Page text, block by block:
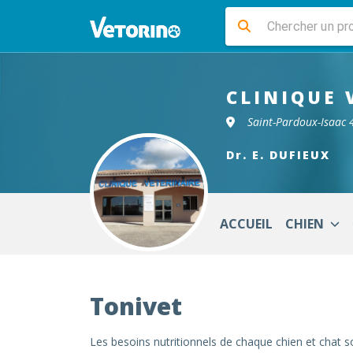
CLINIQUE
Saint-Pardoux-Isaac
Dr. E. DUFIEUX
ACCUEIL CHIEN
Tonivet
Les besoins nutritionnels de chaque chien et chat